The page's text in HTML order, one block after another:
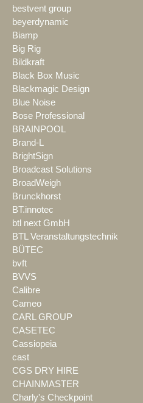
bestvent group
beyerdynamic
Biamp
Big Rig
Bildkraft
Black Box Music
Blackmagic Design
Blue Noise
Bose Professional
BRAINPOOL
Brand-L
BrightSign
Broadcast Solutions
BroadWeigh
Brunckhorst
BT.innotec
btl next GmbH
BTL Veranstaltungstechnik
BÜTEC
bvft
BVVS
Calibre
Cameo
CARL GROUP
CASETEC
Cassiopeia
cast
CGS DRY HIRE
CHAINMASTER
Charly's Checkpoint